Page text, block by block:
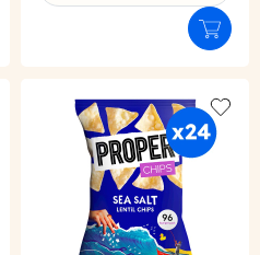
au panier
Déclinaison du produit
to wishlist Add